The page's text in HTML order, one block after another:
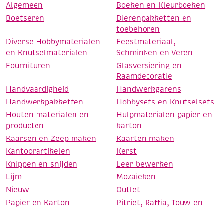
Algemeen
Boeken en Kleurboeken
Boetseren
Dierenpakketten en
toebehoren
Diverse Hobbymaterialen
en Knutselmaterialen
Feestmateriaal,
Schminken en Veren
Fournituren
Glasversiering en
Raamdecoratie
Handvaardigheid
Handwerkgarens
Handwerkpakketten
Hobbysets en Knutselsets
Houten materialen en
producten
Hulpmaterialen papier en
karton
Kaarsen en Zeep maken
Kaarten maken
Kantoorartikelen
Kerst
Knippen en snijden
Leer bewerken
Lijm
Mozaieken
Nieuw
Outlet
Papier en Karton
Pitriet, Raffia, Touw en